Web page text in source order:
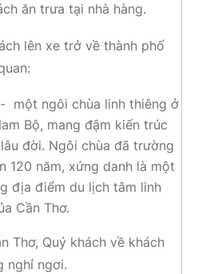
ăn trưa tại nhà hàng.
lên xe trở về thành phố
- một ngôi chùa linh thiêng ở
Bộ, mang đậm kiến trúc
đời. Ngôi chùa đã trường
120 năm, xứng danh là một
địa điểm du lịch tâm linh
Cần Thơ.
Thơ, Quý khách về khách
nghỉ ngơi.